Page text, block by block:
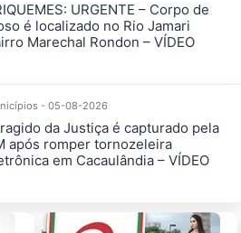
URGENTE – Corpo de
é localizado no Rio Jamari
Marechal Rondon – VÍDEO
- 05-08-2026
da Justiça é capturado pela
após romper tornozeleira
em Cacaulândia – VÍDEO